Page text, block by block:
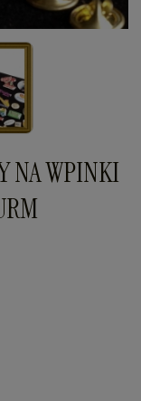
NA WPINKI